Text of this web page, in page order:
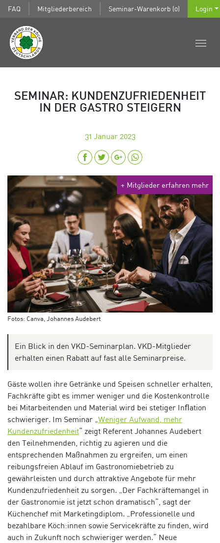
FAQ Mitgliederbereich Seminar-Warenkorb (0) Login
SEMINAR: KUNDENZUFRIEDENHEIT
IN DER GASTRO STEIGERN
31 Januar 2023
Fotos: Canva, Johannes Audebert
+ Mitglieder erfahren mehr
Ein Blick in den VKD-Seminarplan. VKD-Mitglieder
erhalten einen Rabatt auf fast alle Seminarpreise.
Gäste wollen ihre Getränke und Speisen schneller erhalten,
Fachkräfte gibt es immer weniger und die Kostenkontrolle
bei Mitarbeitenden und Material wird bei stetiger Inﬂation
schwieriger. Im Seminar „Weniger Aufwand, mehr
Kundenzufriedenheit“ zeigt Referent Johannes Audebert
den Teilnehmenden, richtig zu agieren und die
entsprechenden Maßnahmen zu ergreifen, um einen
reibungsfreien Ablauf im Gastronomiebetrieb zu
gewährleisten und durch attraktive Angebote für mehr
Kundenzufriedenheit zu sorgen. „Der Fachkräftemangel in
der Gastronomie ist jetzt schon dramatisch“, sagt der
Küchenchef mit Marketingdiplom. „Professionelle und
bezahlbare Köch:innen sowie Servicekräfte zu finden, wird
auch in Zukunft noch schwieriger werden.“ Neue